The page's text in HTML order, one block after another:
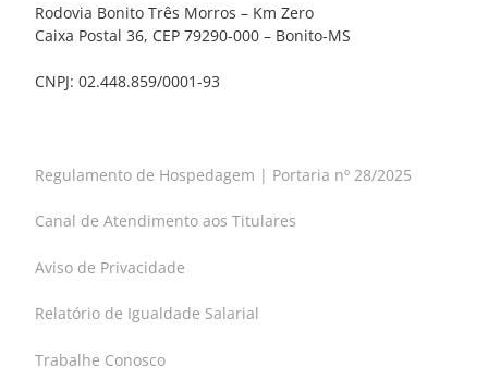
Rodovia Bonito Três Morros – Km Zero
Caixa Postal 36, CEP 79290-000 – Bonito-MS
CNPJ: 02.448.859/0001-93
Regulamento de Hospedagem | Portaria nº 28/2025
Canal de Atendimento aos Titulares
Aviso de Privacidade
Relatório de Igualdade Salarial
Trabalhe Conosco